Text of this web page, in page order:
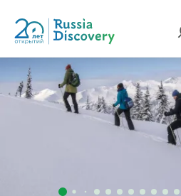
Каталог туров